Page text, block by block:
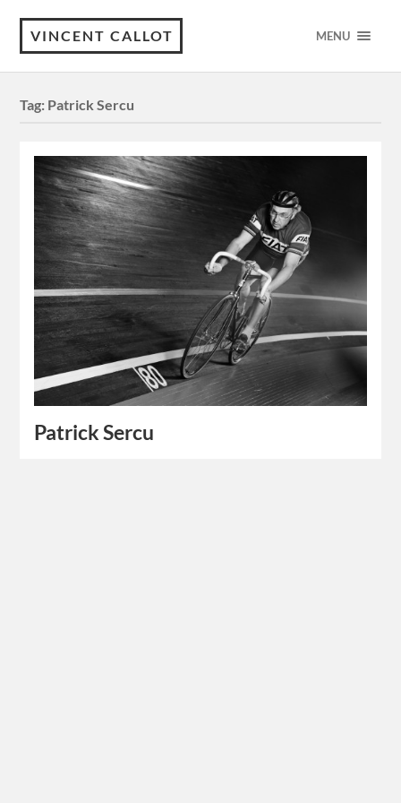
VINCENT CALLOT MENU
Tag: Patrick Sercu
Patrick Sercu